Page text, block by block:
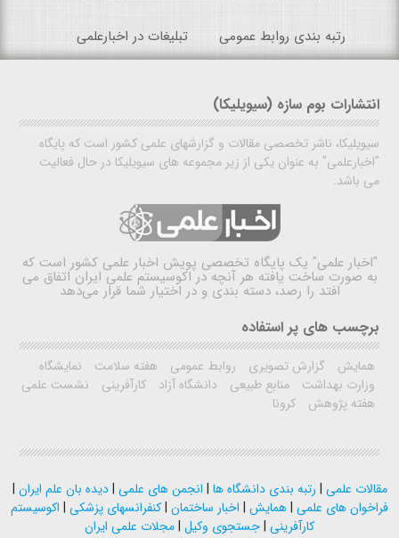
رتبه بندی روابط عمومی تبلیغات در اخبارعلمی
انتشارات بوم سازه (سیویلیکا)
سیویلیکا، ناشر تخصصی مقالات و گزارشهای علمی کشور است که پایگاه
"اخبارعلمی" به عنوان یکی از زیر مجموعه های سیویلیکا در حال فعالیت
می باشد.
"اخبار علمی" یک پایگاه تخصصی پویش اخبار علمی کشور است که
به صورت ساخت یافته هر آنچه در اکوسیستم علمی ایران اتفاق می
افتد را رصد، دسته بندی و در اختیار شما قرار می‌دهد
برچسب های پر استفاده
همایش گزارش تصویری روابط عمومی هفته سلامت
نمایشگاه
وزارت بهداشت
منابع طبیعی دانشگاه آزاد کارآفرینی
نشست علمی
هفته پژوهش
کرونا
مقالات علمی | رتبه بندی دانشگاه ها | انجمن های علمی |دیده بان علم ایران |
فراخوان های علمی |همایش | اخبار ساختمان |کنفرانسهای پزشکی | اکوسیستم
کارآفرینی |جستجوی وکیل |مجلات علمی ایران